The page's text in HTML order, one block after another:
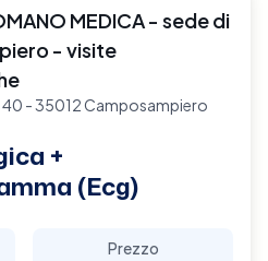
MEDICA - sede di
- visite
40 - 35012 Camposampiero
+
(Ecg)
Prezzo